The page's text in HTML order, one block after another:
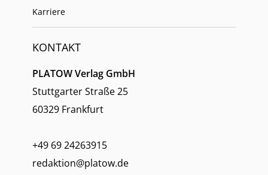
Karriere
KONTAKT
PLATOW Verlag GmbH
Stuttgarter Straße 25
60329 Frankfurt
+49 69 24263915
redaktion@platow.de